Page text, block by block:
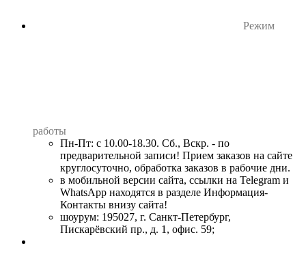
Режим
работы
Пн-Пт: с 10.00-18.30. Сб., Вскр. - по
предварительной записи! Прием заказов на сайте
круглосуточно, обработка заказов в рабочие дни.
в мобильной версии сайта, ссылки на Telegram и
WhatsApp находятся в разделе Информация-
Контакты внизу сайта!
шоурум: 195027, г. Санкт-Петербург,
Пискарёвский пр., д. 1, офис. 59;